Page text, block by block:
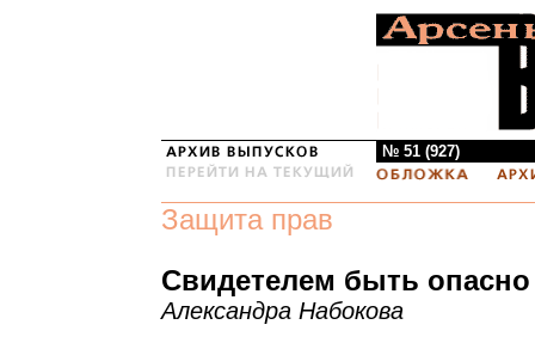
№ 51 (927)
Защита прав
Свидетелем быть опасно
Александра Набокова